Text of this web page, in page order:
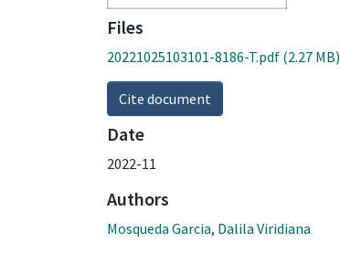
Files
20221025103101-8186-T.pdf (2.27 MB)
Cite document
Date
2022-11
Authors
Mosqueda Garcia, Dalila Viridiana